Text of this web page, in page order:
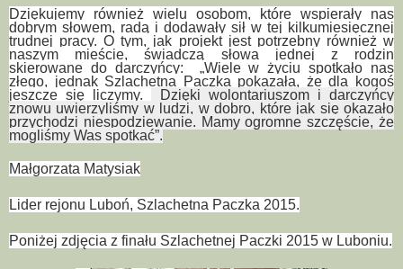
Dziękujemy również wielu osobom, które wspierały nas
dobrym słowem, radą i dodawały sił w tej kilkumiesięcznej
trudnej pracy. O tym, jak projekt jest potrzebny również w
naszym mieście, świadczą słowa jednej z rodzin
skierowane do darczyńcy: „Wiele w życiu spotkało nas
złego, jednak Szlachetna Paczka pokazała, że dla kogoś
jeszcze się liczymy.
Dzięki wolontariuszom i darczyńcy
znowu uwierzyliśmy w ludzi, w dobro, które jak się okazało
przychodzi niespodziewanie. Mamy ogromne szczęście, że
mogliśmy Was spotkać”.
Małgorzata Matysiak
Lider rejonu Luboń, Szlachetna Paczka 2015.
Poniżej zdjęcia z finału Szlachetnej Paczki 2015 w Luboniu.